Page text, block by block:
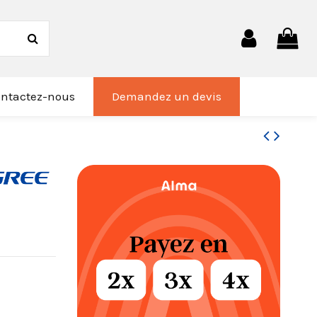
nous Demandez un devis